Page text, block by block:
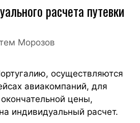
расчета путевки
Морозов
осуществляются
авиакомпаний, для
цены,
индивидуальный расчет.